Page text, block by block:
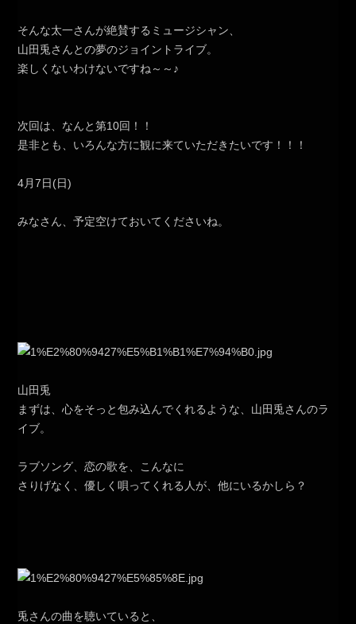
そんな太一さんが絶賛するミュージシャン、
山田兎さんとの夢のジョイントライブ。
楽しくないわけないですね～～♪
次回は、なんと第10回！！
是非とも、いろんな方に観に来ていただきたいです！！！
4月7日(日)
みなさん、予定空けておいてくださいね。
山田兎
まずは、心をそっと包み込んでくれるような、山田兎さんのラ
イブ。
ラブソング、恋の歌を、こんなに
さりげなく、優しく唄ってくれる人が、他にいるかしら？
兎さんの曲を聴いていると、